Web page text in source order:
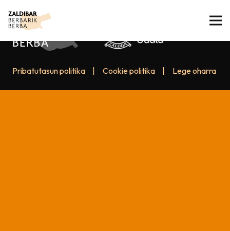
Pribatutasun politika Cookie politika Lege oharra